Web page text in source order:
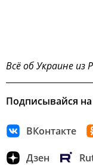
Всё об Украине из
Подписывайся на
ВКонтакте
Дзен